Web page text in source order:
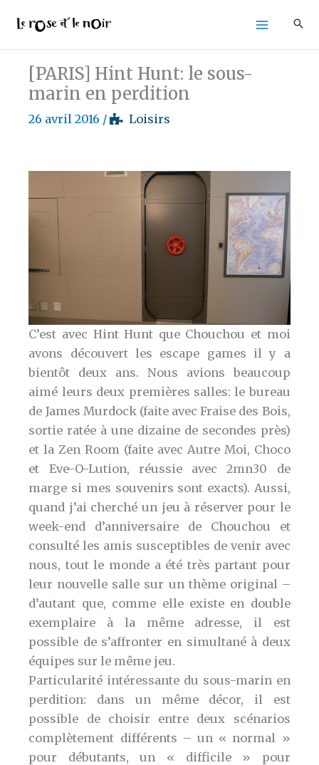
contenu
[PARIS] Hint Hunt: le sous-
marin en perdition
26 avril 2016 / Loisirs
C’est avec Hint Hunt que Chouchou et moi
avons découvert les escape games il y a
bientôt deux ans. Nous avions beaucoup
aimé leurs deux premières salles: le bureau
de James Murdock (faite avec Fraise des Bois,
sortie ratée à une dizaine de secondes près)
et la Zen Room (faite avec Autre Moi, Choco
et Eve-O-Lution, réussie avec 2mn30 de
marge si mes souvenirs sont exacts). Aussi,
quand j’ai cherché un jeu à réserver pour le
week-end d’anniversaire de Chouchou et
consulté les amis susceptibles de venir avec
nous, tout le monde a été très partant pour
leur nouvelle salle sur un thème original –
d’autant que, comme elle existe en double
exemplaire à la même adresse, il est
possible de s’affronter en simultané à deux
équipes sur le même jeu.
Particularité intéressante du sous-marin en
perdition: dans un même décor, il est
possible de choisir entre deux scénarios
complètement différents – un « normal »
pour débutants, un « difficile » pour